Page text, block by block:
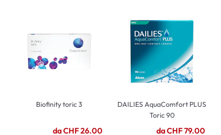
Biofinity toric 3
da CHF 26.00
DAILIES AquaComfort PLUS
Toric 90
da CHF 79.00